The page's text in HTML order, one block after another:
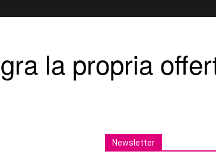
la propria
Newsletter